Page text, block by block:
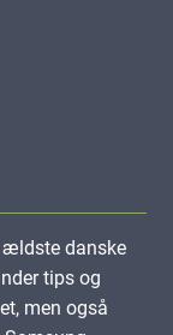
ældste danske
tips og
men også